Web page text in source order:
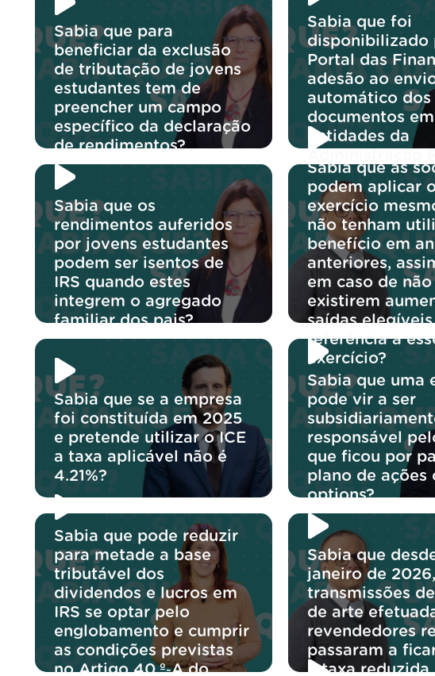
Sabia que para
beneficiar da exclusão
de tributação de jovens
estudantes tem de
preencher um campo
específico da declaração
de rendimentos?
Sabia que foi
disponibilizado
Portal das
adesão ao
automático dos
documentos
entidades da
Sabia que os
rendimentos auferidos
por jovens estudantes
podem ser isentos de
IRS quando estes
integrem o agregado
familiar dos pais?
Sabia que as
podem aplicar
exercício
não tenham
benefício em
anteriores,
em caso de não
existirem
saídas
referência a
exercício?
Sabia que se a empresa
foi constituída em 2025
e pretende utilizar o ICE
a taxa aplicável não é
4.21%?
Sabia que uma
pode vir a ser
responsável
que ficou por
plano de ações
options?
Sabia que pode reduzir
para metade a base
tributável dos
dividendos e lucros em
IRS se optar pelo
englobamento e cumprir
as condições previstas
no Artigo 40.º‑A do
Sabia que
janeiro de
transmissões
de arte
revendedores
passaram a
à taxa reduzida